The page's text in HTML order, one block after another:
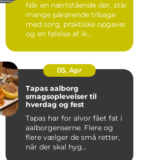
Når en nærtstående dør, står
mange pårørende tilbage
med sorg, praktiske opgaver
og en følelse af ik...
05. Apr
Tapas aalborg
smagsoplevelser til
hverdag og fest
Tapas har for alvor fået fat i
aalborgenserne. Flere og
flere vælger de små retter,
når der skal hyg...